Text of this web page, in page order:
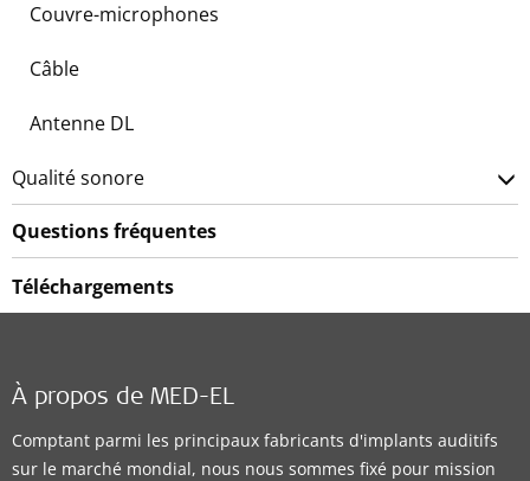
Couvre-microphones
Câble
Antenne DL
Qualité sonore
Questions fréquentes
Téléchargements
À propos de MED-EL
Comptant parmi les principaux fabricants d'implants auditifs
sur le marché mondial, nous nous sommes fixé pour mission